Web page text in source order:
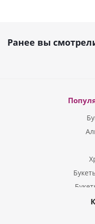
Ранее вы